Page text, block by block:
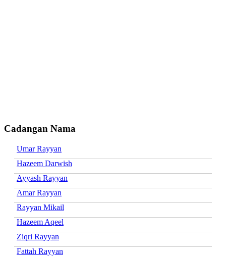
Cadangan Nama
Umar Rayyan
Hazeem Darwish
Ayyash Rayyan
Amar Rayyan
Rayyan Mikail
Hazeem Aqeel
Ziqri Rayyan
Fattah Rayyan